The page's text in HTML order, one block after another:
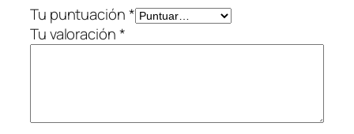
Tu puntuación*
Tu valoración*